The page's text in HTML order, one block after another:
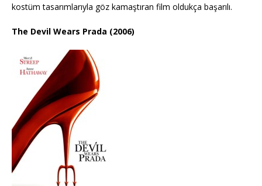
kostüm tasarımlarıyla göz kamaştıran film oldukça başarılı.
The Devil Wears Prada (2006)